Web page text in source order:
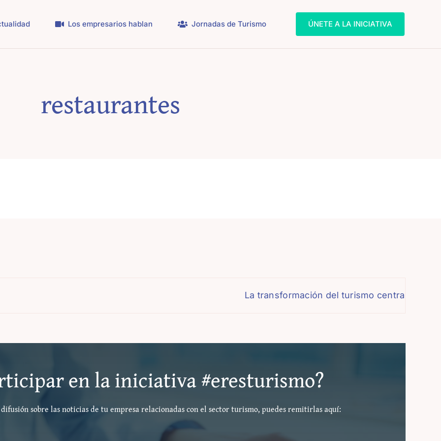
Los empresarios hablan Jornadas de Turismo ÚNETE A LA INICIATIVA
restaurantes
La transformación del turismo centra el
en la iniciativa #eresturismo?
sobre las noticias de tu empresa relacionadas con el sector turismo, puedes remitirlas aquí: